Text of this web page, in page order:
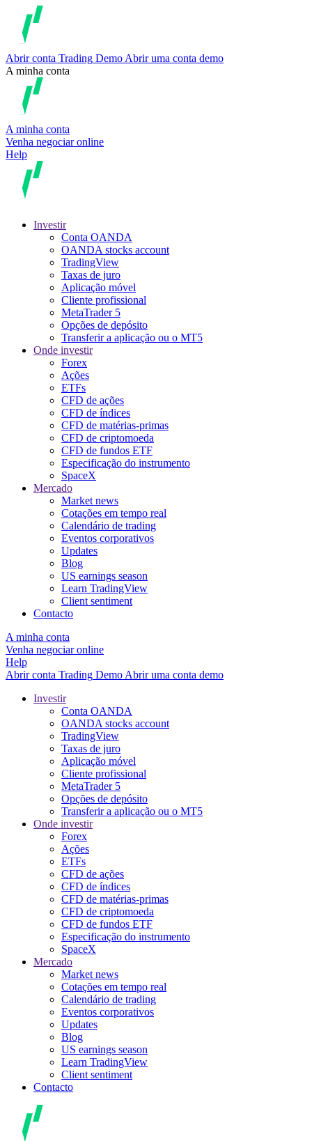
Abrir conta Trading Demo Abrir uma conta demo
A minha conta
A minha conta
Venha negociar online
Help
Investir
Conta OANDA
OANDA stocks account
TradingView
Taxas de juro
Aplicação móvel
Cliente profissional
MetaTrader 5
Opções de depósito
Transferir a aplicação ou o MT5
Onde investir
Forex
Ações
ETFs
CFD de ações
CFD de índices
CFD de matérias-primas
CFD de criptomoeda
CFD de fundos ETF
Especificação do instrumento
SpaceX
Mercado
Market news
Cotações em tempo real
Calendário de trading
Eventos corporativos
Updates
Blog
US earnings season
Learn TradingView
Client sentiment
Contacto
A minha conta
Venha negociar online
Help
Abrir conta Trading Demo Abrir uma conta demo
Investir
Conta OANDA
OANDA stocks account
TradingView
Taxas de juro
Aplicação móvel
Cliente profissional
MetaTrader 5
Opções de depósito
Transferir a aplicação ou o MT5
Onde investir
Forex
Ações
ETFs
CFD de ações
CFD de índices
CFD de matérias-primas
CFD de criptomoeda
CFD de fundos ETF
Especificação do instrumento
SpaceX
Mercado
Market news
Cotações em tempo real
Calendário de trading
Eventos corporativos
Updates
Blog
US earnings season
Learn TradingView
Client sentiment
Contacto